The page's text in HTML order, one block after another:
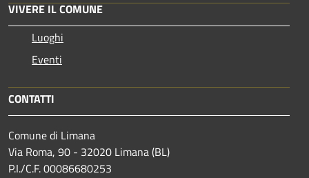
VIVERE IL COMUNE
Luoghi
Eventi
CONTATTI
Comune di Limana
Via Roma, 90 - 32020 Limana (BL)
P.I./C.F. 00086680253